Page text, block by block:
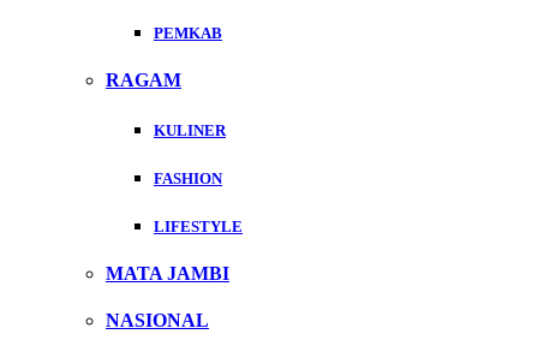
PEMKAB
RAGAM
KULINER
FASHION
LIFESTYLE
MATA JAMBI
NASIONAL